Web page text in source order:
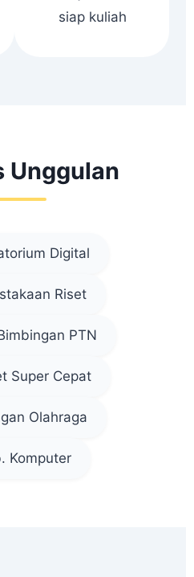
siap kuliah
Unggulan
Digital
Riset
PTN
Super Cepat
Olahraga
Komputer